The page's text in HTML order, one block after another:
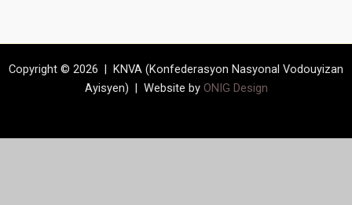
Copyright © 2026 | KNVA (Konfederasyon Nasyonal Vodouyizan
Ayisyen) | Website by ONIG Design